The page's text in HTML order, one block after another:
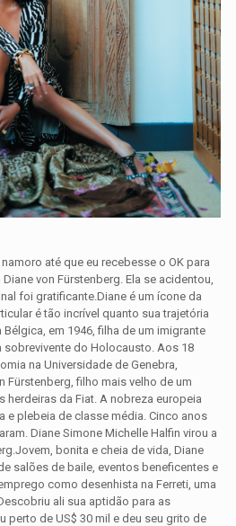
até que eu recebesse o OK para
von Fürstenberg. Ela se acidentou,
foi gratificante.Diane é um ícone da
é tão incrível quanto sua trajetória
em 1946, filha de um imigrante
do Holocausto. Aos 18
na Universidade de Genebra,
Fürstenberg, filho mais velho de um
herdeiras da Fiat. A nobreza europeia
e plebeia de classe média. Cinco anos
Diane Simone Michelle Halfin virou a
bonita e cheia de vida, Diane
salões de baile, eventos beneficentes e
como desenhista na Ferreti, uma
ali sua aptidão para as
perto de US$ 30 mil e deu seu grito de